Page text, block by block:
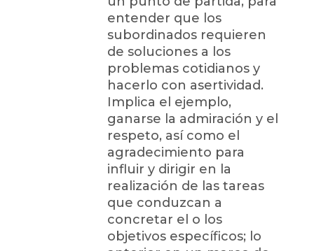
entender que los
subordinados requieren
de soluciones a los
problemas cotidianos y
hacerlo con asertividad.
Implica el ejemplo,
ganarse la admiración y el
respeto, así como el
agradecimiento para
influir y dirigir en la
realización de las tareas
que conduzcan a
concretar el o los
objetivos específicos; lo